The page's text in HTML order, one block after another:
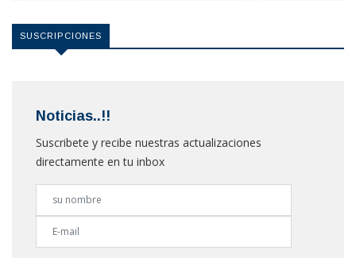
SUSCRIPCIONES
Noticias..!!
Suscribete y recibe nuestras actualizaciones
directamente en tu inbox